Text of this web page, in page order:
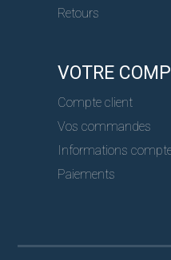
Retours
VOTRE
Compte client
Vos commandes
Informations
Paiements